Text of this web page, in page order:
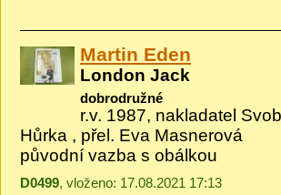
Martin Eden
London Jack
dobrodružné
r.v. 1987, nakladatel
Hůrka , přel. Eva Masnerová
původní vazba s obálkou
D0499, vloženo: 17.08.2021 17:13